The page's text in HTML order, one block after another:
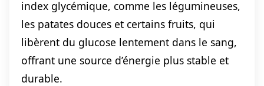
index glycémique, comme les légumineuses,
les patates douces et certains fruits, qui
libèrent du glucose lentement dans le sang,
offrant une source d’énergie plus stable et
durable.